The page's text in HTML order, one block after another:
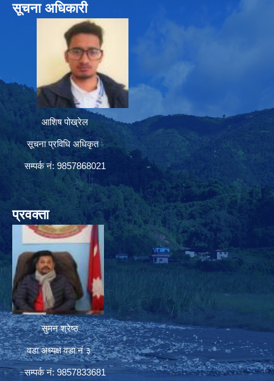
सूचना अधिकारी
आशिष पोख्रेल
सूचना प्रविधि अधिकृत
सम्पर्क नं: 9857868021
प्रवक्ता
सुमन श्रेष्ठ
वडा अध्यक्ष वडा नं ३
सम्पर्क नं: 9857833681